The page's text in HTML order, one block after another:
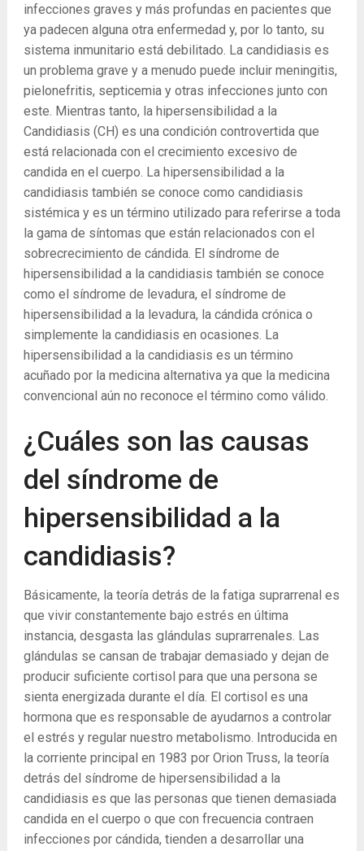
infecciones graves y más profundas en pacientes que
ya padecen alguna otra enfermedad y, por lo tanto, su
sistema inmunitario está debilitado. La candidiasis es
un problema grave y a menudo puede incluir meningitis,
pielonefritis, septicemia y otras infecciones junto con
este. Mientras tanto, la hipersensibilidad a la
Candidiasis (CH) es una condición controvertida que
está relacionada con el crecimiento excesivo de
candida en el cuerpo. La hipersensibilidad a la
candidiasis también se conoce como candidiasis
sistémica y es un término utilizado para referirse a toda
la gama de síntomas que están relacionados con el
sobrecrecimiento de cándida. El síndrome de
hipersensibilidad a la candidiasis también se conoce
como el síndrome de levadura, el síndrome de
hipersensibilidad a la levadura, la cándida crónica o
simplemente la candidiasis en ocasiones. La
hipersensibilidad a la candidiasis es un término
acuñado por la medicina alternativa ya que la medicina
convencional aún no reconoce el término como válido.
¿Cuáles son las causas
del síndrome de
hipersensibilidad a la
candidiasis?
Básicamente, la teoría detrás de la fatiga suprarrenal es
que vivir constantemente bajo estrés en última
instancia, desgasta las glándulas suprarrenales. Las
glándulas se cansan de trabajar demasiado y dejan de
producir suficiente cortisol para que una persona se
sienta energizada durante el día. El cortisol es una
hormona que es responsable de ayudarnos a controlar
el estrés y regular nuestro metabolismo. Introducida en
la corriente principal en 1983 por Orion Truss, la teoría
detrás del síndrome de hipersensibilidad a la
candidiasis es que las personas que tienen demasiada
candida en el cuerpo o que con frecuencia contraen
infecciones por cándida, tienden a desarrollar una